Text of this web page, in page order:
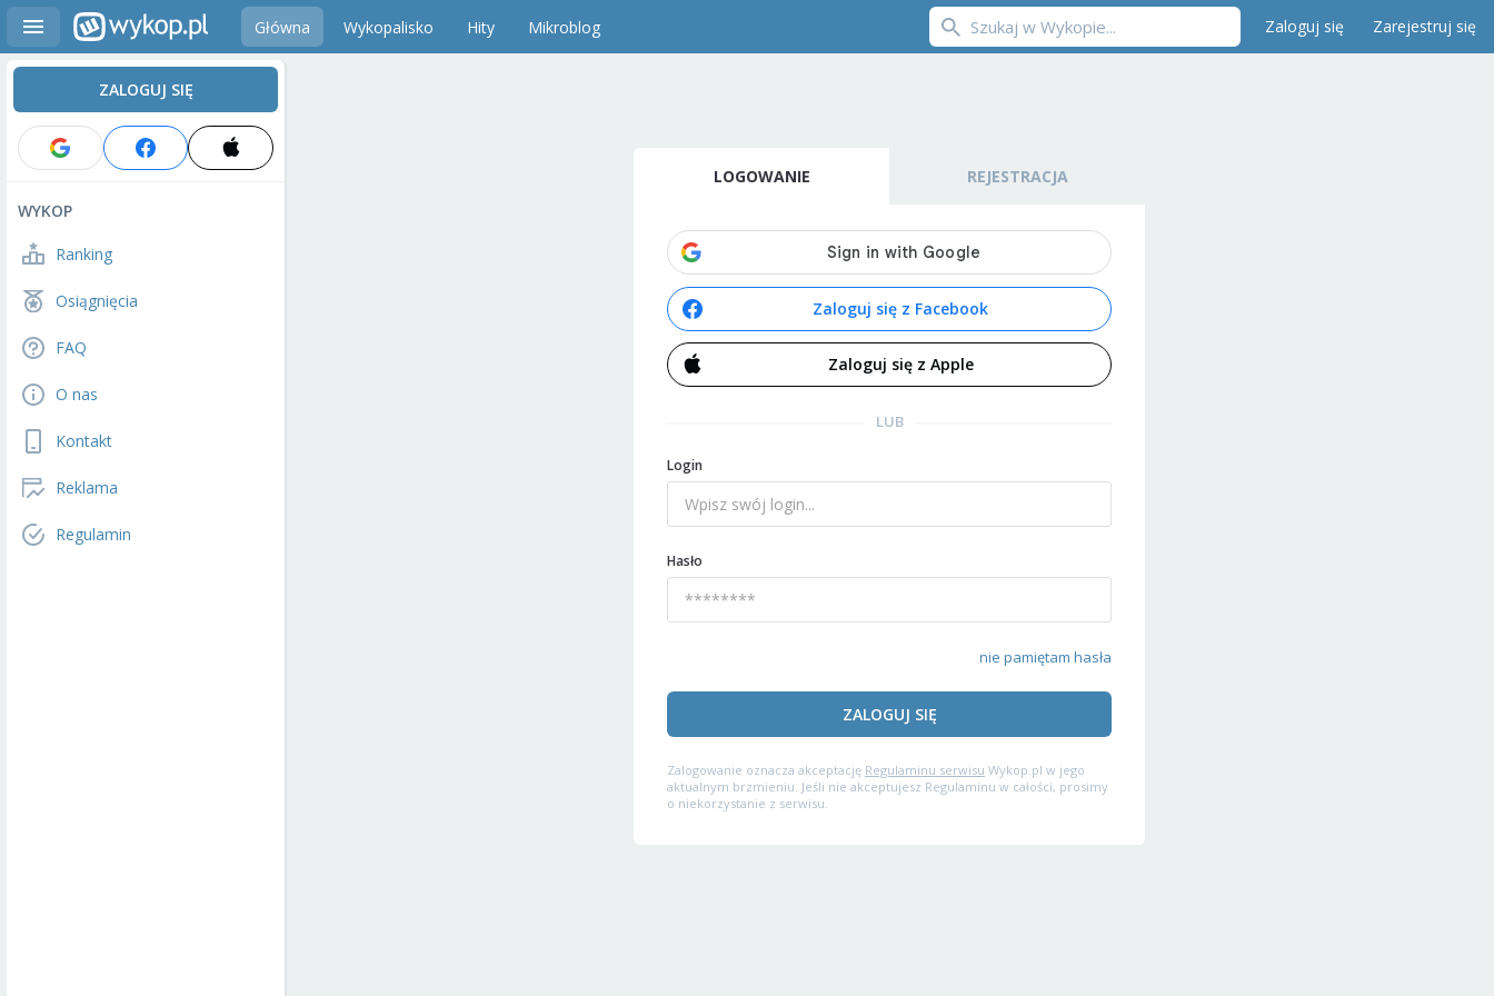
Główna Wykopalisko Hity Mikroblog Zaloguj się Zarejestruj się
ZALOGUJ SIĘ
WYKOP
Ranking
Osiągnięcia
FAQ
O nas
Kontakt
Reklama
Regulamin
LOGOWANIE REJESTRACJA
Zaloguj się z Facebook
Zaloguj się z Apple
LUB
Login
Hasło
nie pamiętam hasła
ZALOGUJ SIĘ
Zalogowanie oznacza akceptację Regulaminu serwisu Wykop.pl w jego
aktualnym brzmieniu. Jeśli nie akceptujesz Regulaminu w całości, prosimy
o niekorzystanie z serwisu.